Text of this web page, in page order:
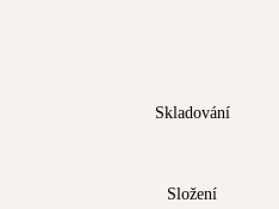
Skladování
Složení